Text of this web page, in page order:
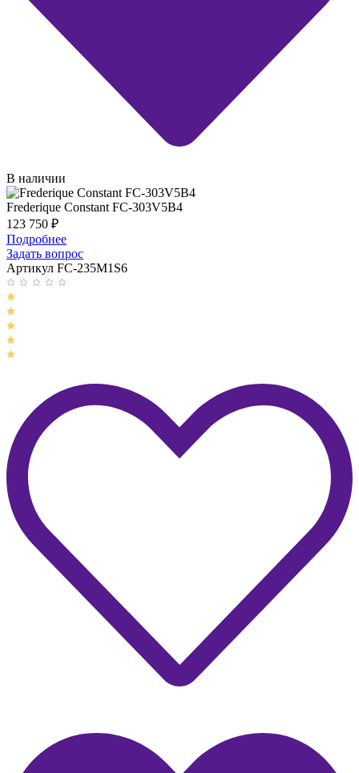
В наличии
Frederique Constant FC-303V5B4
123 750 ₽
Подробнее
Задать вопрос
Артикул FC-235M1S6